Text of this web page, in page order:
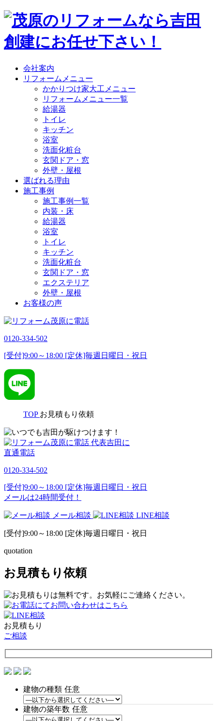
会社案内
リフォームメニュー
かかりつけ家大工メニュー
リフォームメニュー一覧
給湯器
トイレ
キッチン
浴室
洗面化粧台
玄関ドア・窓
外壁・屋根
選ばれる理由
施工事例
施工事例一覧
内装・床
給湯器
浴室
トイレ
キッチン
洗面化粧台
玄関ドア・窓
エクステリア
外壁・屋根
お客様の声
0120-334-502
[受付]9:00～18:00 [定休]毎週日曜日・祝日
TOP お見積もり依頼
代表吉田に
直通電話
0120-334-502
[受付]9:00～18:00 [定休]毎週日曜日・祝日
メールは24時間受付！
メール相談 LINE相談
[受付]9:00～18:00 [定休]毎週日曜日・祝日
quotation
お見積もり依頼
お見積もり
ご相談
建物の種類 任意
建物の築年数 任意